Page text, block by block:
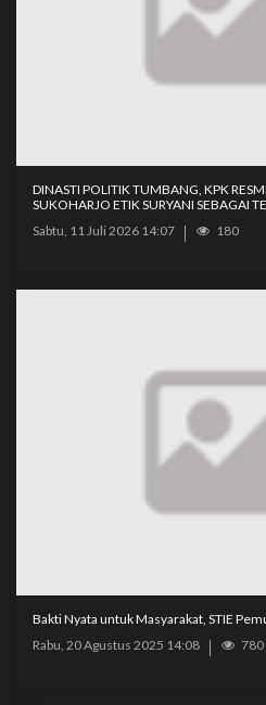
DINASTI POLITIK TUMBANG, KPK
SUKOHARJO ETIK SURYANI SEBAGAI
Sabtu, 11 Juli 2026 14:07
180
Bakti Nyata untuk Masyarakat, STIE
Rabu, 20 Agustus 2025 14:08
780